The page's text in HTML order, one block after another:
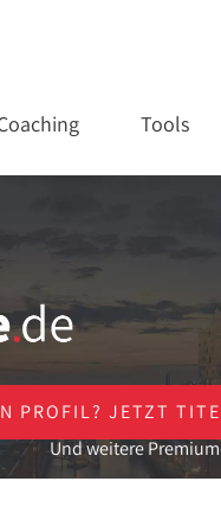
Tools
PROFIL? JETZT
Und weitere